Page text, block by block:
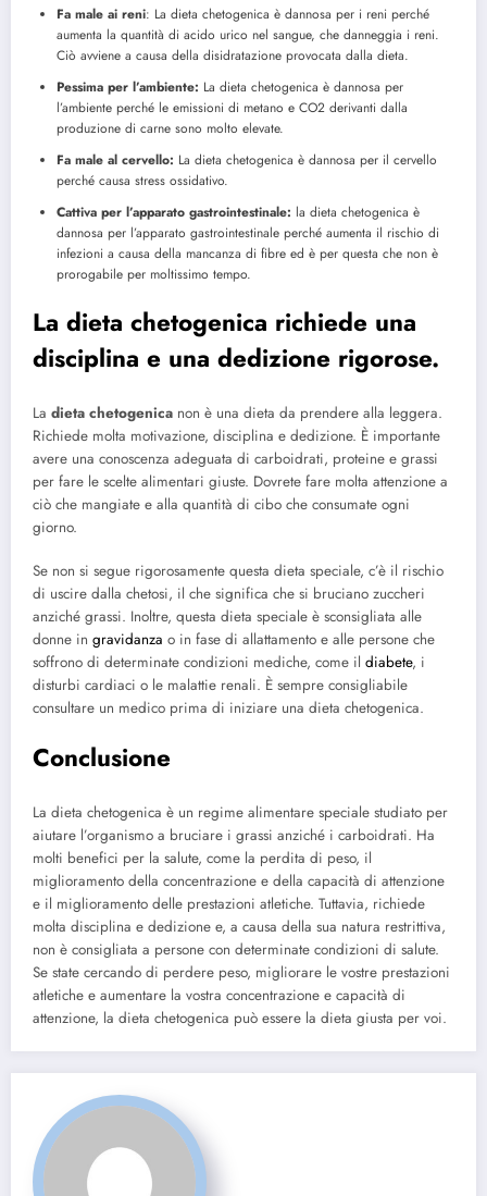
Fa male ai reni: La dieta chetogenica è dannosa per i reni perché
aumenta la quantità di acido urico nel sangue, che danneggia i reni.
Ciò avviene a causa della disidratazione provocata dalla dieta.
Pessima per l’ambiente: La dieta chetogenica è dannosa per
l’ambiente perché le emissioni di metano e CO2 derivanti dalla
produzione di carne sono molto elevate.
Fa male al cervello: La dieta chetogenica è dannosa per il cervello
perché causa stress ossidativo.
Cattiva per l’apparato gastrointestinale: la dieta chetogenica è
dannosa per l’apparato gastrointestinale perché aumenta il rischio di
infezioni a causa della mancanza di fibre ed è per questa che non è
prorogabile per moltissimo tempo.
La dieta chetogenica richiede una
disciplina e una dedizione rigorose.
La dieta chetogenica non è una dieta da prendere alla leggera.
Richiede molta motivazione, disciplina e dedizione. È importante
avere una conoscenza adeguata di carboidrati, proteine e grassi
per fare le scelte alimentari giuste. Dovrete fare molta attenzione a
ciò che mangiate e alla quantità di cibo che consumate ogni
giorno.
Se non si segue rigorosamente questa dieta speciale, c’è il rischio
di uscire dalla chetosi, il che significa che si bruciano zuccheri
anziché grassi. Inoltre, questa dieta speciale è sconsigliata alle
donne in gravidanza o in fase di allattamento e alle persone che
soffrono di determinate condizioni mediche, come il diabete, i
disturbi cardiaci o le malattie renali. È sempre consigliabile
consultare un medico prima di iniziare una dieta chetogenica.
Conclusione
La dieta chetogenica è un regime alimentare speciale studiato per
aiutare l’organismo a bruciare i grassi anziché i carboidrati. Ha
molti benefici per la salute, come la perdita di peso, il
miglioramento della concentrazione e della capacità di attenzione
e il miglioramento delle prestazioni atletiche. Tuttavia, richiede
molta disciplina e dedizione e, a causa della sua natura restrittiva,
non è consigliata a persone con determinate condizioni di salute.
Se state cercando di perdere peso, migliorare le vostre prestazioni
atletiche e aumentare la vostra concentrazione e capacità di
attenzione, la dieta chetogenica può essere la dieta giusta per voi.